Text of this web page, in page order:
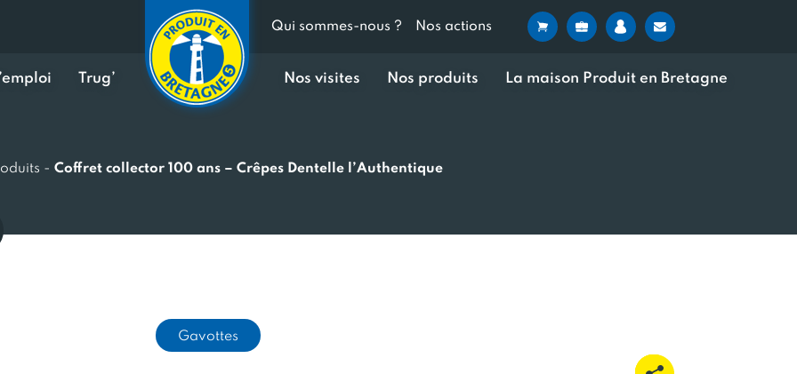
Qui sommes-nous ? Nos actions
Trug’ Nos visites Nos produits La maison Produit en Bretagne
- Coffret collector 100 ans – Crêpes Dentelle l’Authentique
Gavottes